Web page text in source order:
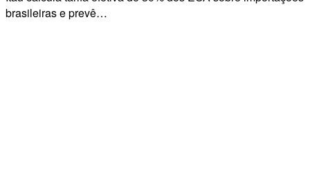
brasileiras e prevê…